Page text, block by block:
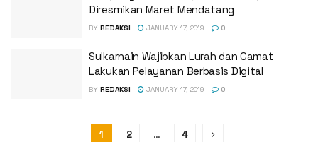
Diresmikan Maret Mendatang
BY REDAKSI JANUARY 17, 2019 0
Sulkarnain Wajibkan Lurah dan Camat
Lakukan Pelayanan Berbasis Digital
BY REDAKSI JANUARY 17, 2019 0
1 2 … 4